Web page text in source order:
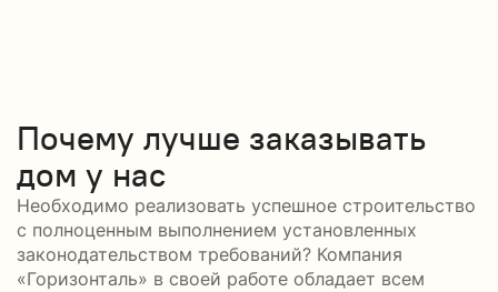
Почему лучше заказывать
дом у нас
Необходимо реализовать успешное строительство
с полноценным выполнением установленных
законодательством требований? Компания
«Горизонталь» в своей работе обладает всем